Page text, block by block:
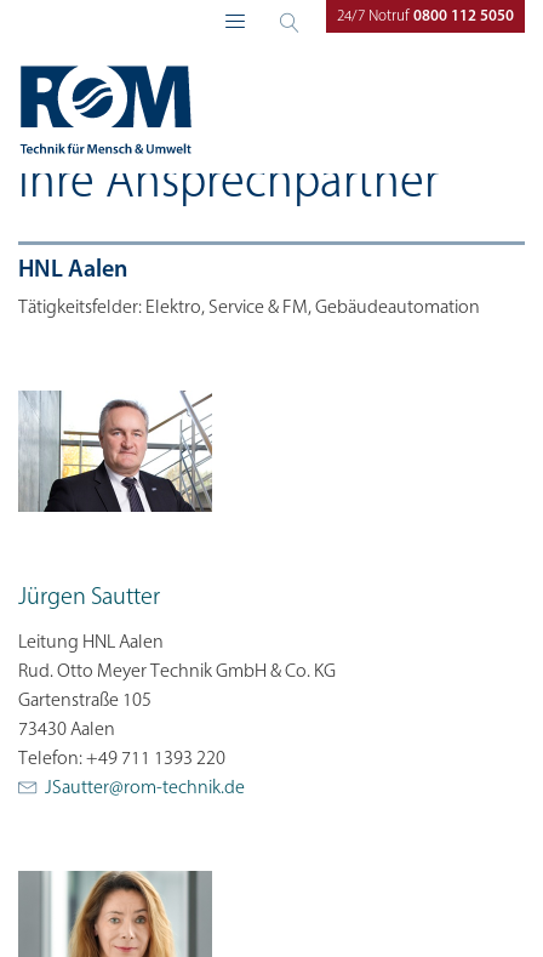
24/7 Notruf 0800 112 5050
ROM Technik Unternehmen
Ihre Ansprechpartner
HNL Aalen
Tätigkeitsfelder: Elektro, Service & FM, Gebäudeautomation
Jürgen Sautter
Leitung HNL Aalen
Rud. Otto Meyer Technik GmbH & Co. KG
Gartenstraße 105
73430 Aalen
Telefon: +49 711 1393 220
JSautter@rom-technik.de